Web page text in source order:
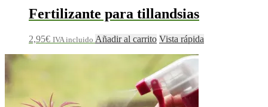
Fertilizante para tillandsias
2,95€ IVA incluido Añadir al carrito Vista rápida